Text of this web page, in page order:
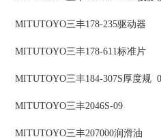
MITUTOYO三丰178-235驱动器
MITUTOYO三丰178-611标准片
MITUTOYO三丰184-307S厚度规
MITUTOYO三丰2046S-09
MITUTOYO三丰207000润滑油